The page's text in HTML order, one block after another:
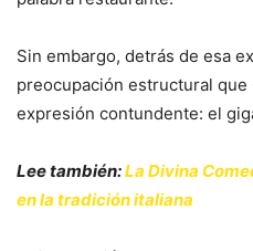
Sin embargo, detrás de esa
preocupación estructural
expresión contundente: el
Lee también:La Divina
en la tradición italiana